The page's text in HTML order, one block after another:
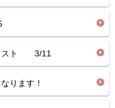
スト 3/11
ります！